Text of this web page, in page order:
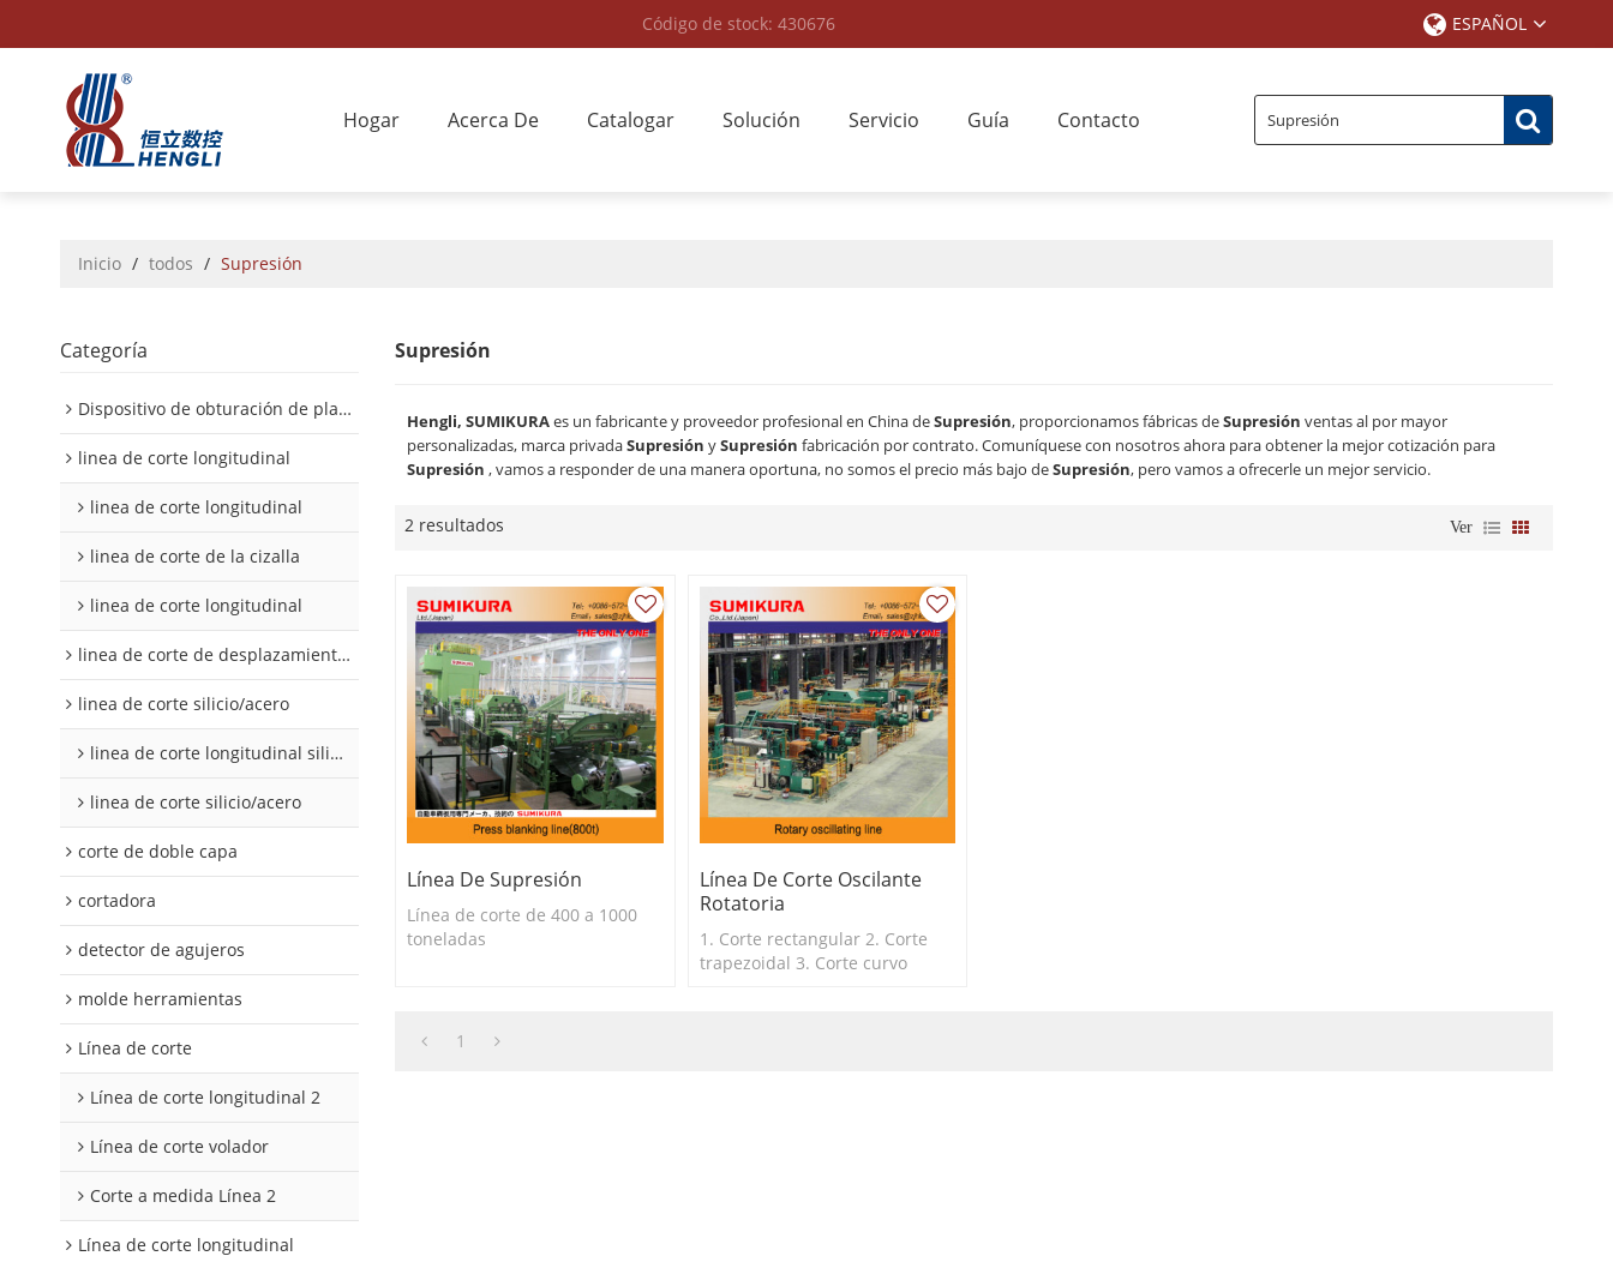
Código de stock: 430676 ESPAÑOL
Hogar Acerca De Catalogar Solución Servicio Guía Contacto
Inicio / todos / Supresión
Categoría
Dispositivo de obturación de placa interior/exterior de automóvil
linea de corte longitudinal
linea de corte longitudinal
linea de corte de la cizalla
linea de corte longitudinal
linea de corte de desplazamiento de hojalata y aluminio
linea de corte silicio/acero
linea de corte longitudinal silicio acero
linea de corte silicio/acero
corte de doble capa
cortadora
detector de agujeros
molde herramientas
Línea de corte
Línea de corte longitudinal 2
Línea de corte volador
Corte a medida Línea 2
Línea de corte longitudinal
Supresión
Hengli, SUMIKURAes un fabricante y proveedor profesional en China deSupresión, proporcionamos fábricas deSupresión ventas al por mayor
personalizadas, marca privadaSupresión ySupresión fabricación por contrato. Comuníquese con nosotros ahora para obtener la mejor cotización para
Supresión , vamos a responder de una manera oportuna, no somos el precio más bajo deSupresión, pero vamos a ofrecerle un mejor servicio.
2 resultados Ver
Línea De Supresión
Línea de corte de 400 a 1000
toneladas
Línea De Corte Oscilante
Rotatoria
1. Corte rectangular 2. Corte
trapezoidal 3. Corte curvo
1